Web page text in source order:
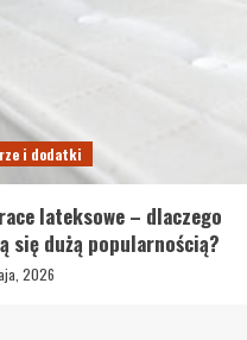
i dodatki
lateksowe – dlaczego
się dużą popularnością?
2026